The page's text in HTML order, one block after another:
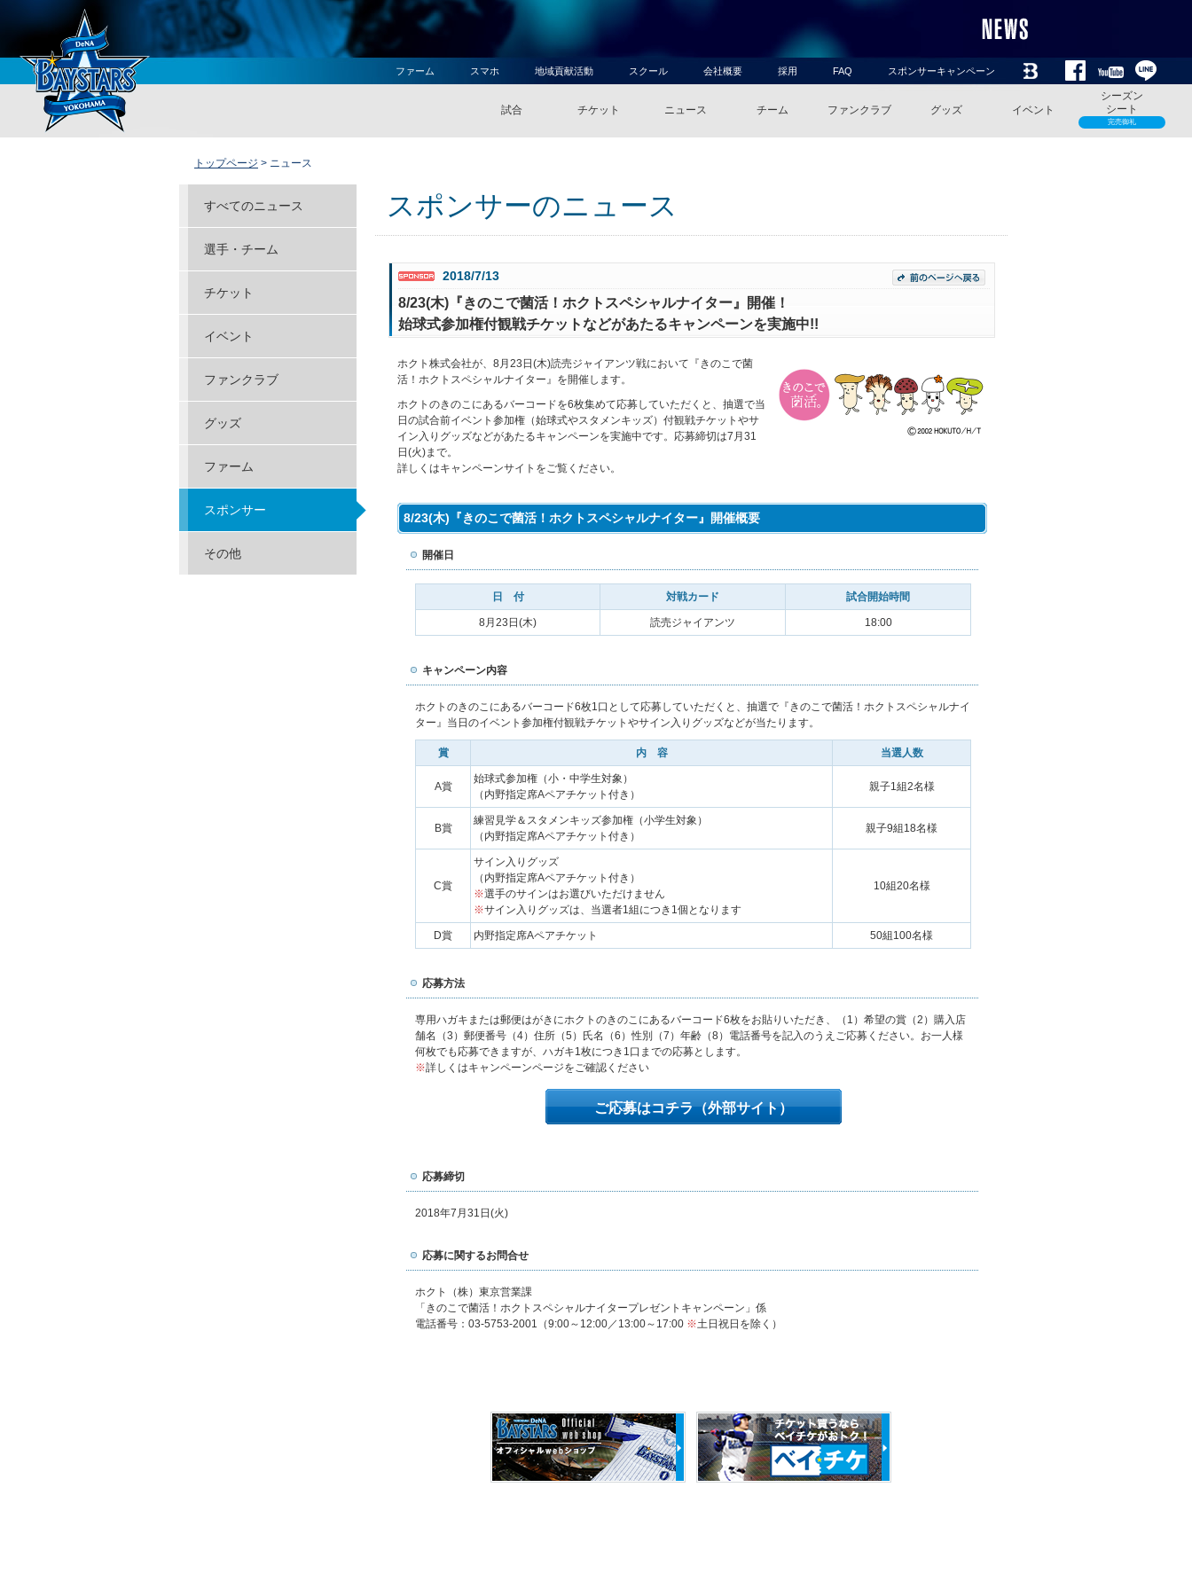
スポンサーキャンペーン
FAQ
採用
会社概要
スクール
地域貢献活動
スマホ
ファーム
シーズン
シート
完売御礼
イベント
グッズ
ファンクラブ
チーム
ニュース
チケット
試合
トップページ > ニュース
スポンサーのニュース
2018/7/13
8/23(木)『きのこで菌活！ホクトスペシャルナイター』開催！
始球式参加権付観戦チケットなどがあたるキャンペーンを実施中!!
ホクト株式会社が、8月23日(木)読売ジャイアンツ戦において『きのこで菌
活！ホクトスペシャルナイター』を開催します。
ホクトのきのこにあるバーコードを6枚集めて応募していただくと、抽選で当
日の試合前イベント参加権（始球式やスタメンキッズ）付観戦チケットやサ
イン入りグッズなどがあたるキャンペーンを実施中です。応募締切は7月31
日(火)まで。
詳しくはキャンペーンサイトをご覧ください。
8/23(木)『きのこで菌活！ホクトスペシャルナイター』開催概要
開催日
日 付 対戦カード 試合開始時間
8月23日(木) 読売ジャイアンツ 18:00
キャンペーン内容
ホクトのきのこにあるバーコード6枚1口として応募していただくと、抽選で『きのこで菌活！ホクトスペシャルナイ
ター』当日のイベント参加権付観戦チケットやサイン入りグッズなどが当たります。
賞 内 容 当選人数
A賞
始球式参加権（小・中学生対象）
（内野指定席Aペアチケット付き）
親子1組2名様
B賞
練習見学＆スタメンキッズ参加権（小学生対象）
（内野指定席Aペアチケット付き）
親子9組18名様
C賞
サイン入りグッズ
（内野指定席Aペアチケット付き）
選手のサインはお選びいただけません
サイン入りグッズは、当選者1組につき1個となります
10組20名様
D賞 内野指定席Aペアチケット 50組100名様
応募方法
専用ハガキまたは郵便はがきにホクトのきのこにあるバーコード6枚をお貼りいただき、（1）希望の賞（2）購入店
舗名（3）郵便番号（4）住所（5）氏名（6）性別（7）年齢（8）電話番号を記入のうえご応募ください。お一人様
何枚でも応募できますが、ハガキ1枚につき1口までの応募とします。
詳しくはキャンペーンページをご確認ください
ご応募はコチラ（外部サイト）
応募締切
2018年7月31日(火)
応募に関するお問合せ
ホクト（株）東京営業課
「きのこで菌活！ホクトスペシャルナイタープレゼントキャンペーン」係
電話番号：03-5753-2001（9:00～12:00／13:00～17:00 ※土日祝日を除く）
すべてのニュース
選手・チーム
チケット
イベント
ファンクラブ
グッズ
ファーム
スポンサー
その他